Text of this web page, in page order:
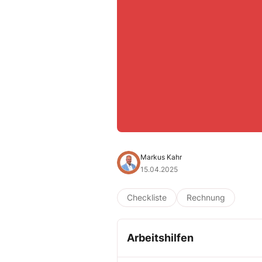
Markus Kahr
15.04.2025
Checkliste Rechnung
Arbeitshilfen